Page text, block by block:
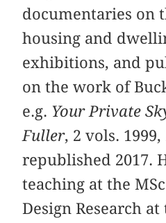
documentaries on
housing and
exhibitions, and
on the work of
e.g. Your Private
Fuller, 2 vols. 1999,
republished 2017.
teaching at the
Design Research at